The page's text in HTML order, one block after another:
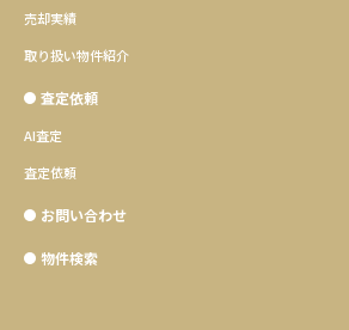
売却実績
取り扱い物件紹介
査定依頼
AI査定
査定依頼
お問い合わせ
物件検索